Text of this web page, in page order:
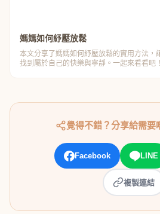
媽媽如何紓壓放鬆
本文分享了媽媽如何紓壓放鬆的實用方法，
找到屬於自己的快樂與寧靜。一起來看看吧！
覺得不錯？分享給需要
Facebook LINE
複製連結